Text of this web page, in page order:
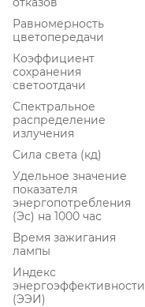
Равномерность
цветопередачи
Коэффициент
сохранения
светоотдачи
Спектральное
распределение
излучения
Сила света (кд)
Удельное значение
показателя
энергопотребления
(Эс) на 1000 час
Время зажигания
лампы
Индекс
энергоэффективности
(ЭЭИ)